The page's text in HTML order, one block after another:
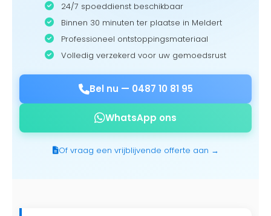
24/7 spoeddienst beschikbaar
Binnen 30 minuten ter plaatse in Meldert
Professioneel ontstoppingsmateriaal
Volledig verzekerd voor uw gemoedsrust
Bel nu — 0487 10 81 95
WhatsApp ons
Of vraag een vrijblijvende offerte aan →